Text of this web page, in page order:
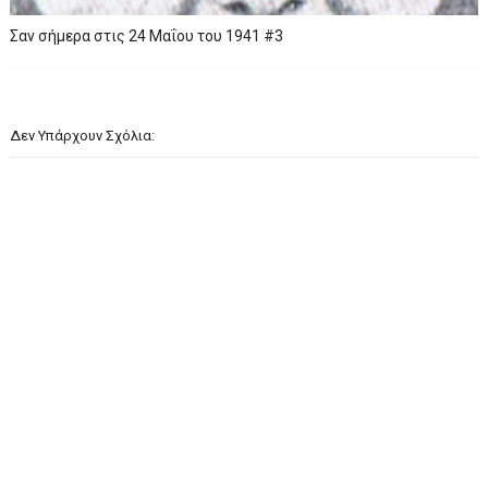
Σαν σήμερα στις 24 Μαΐου του 1941 #3
Δεν Υπάρχουν Σχόλια: